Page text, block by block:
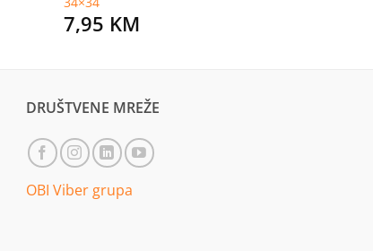
7,95 KM
DRUŠTVENE MREŽE
OBI Viber grupa